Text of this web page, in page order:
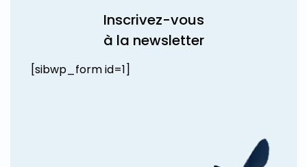
Inscrivez-vous
à la newsletter
[sibwp_form id=1]